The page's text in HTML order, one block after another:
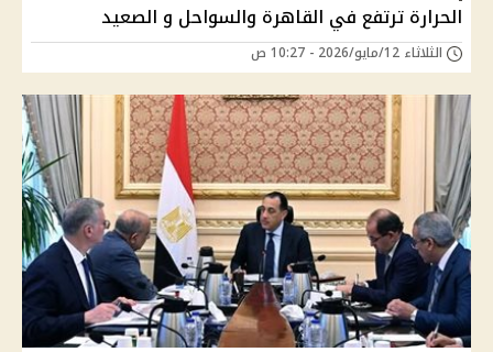
الحرارة ترتفع في القاهرة والسواحل و الصعيد
الثلاثاء 12/مايو/2026 - 10:27 ص